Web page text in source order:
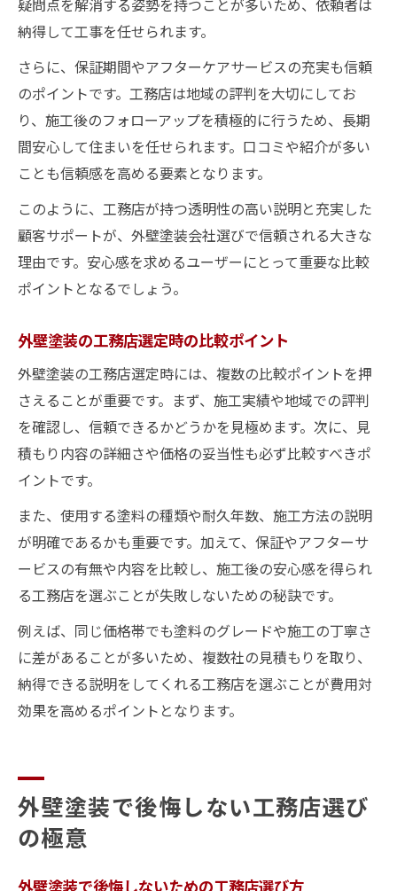
疑問点を解消する姿勢を持つことが多いため、依頼者は
納得して工事を任せられます。
さらに、保証期間やアフターケアサービスの充実も信頼
のポイントです。工務店は地域の評判を大切にしてお
り、施工後のフォローアップを積極的に行うため、長期
間安心して住まいを任せられます。口コミや紹介が多い
ことも信頼感を高める要素となります。
このように、工務店が持つ透明性の高い説明と充実した
顧客サポートが、外壁塗装会社選びで信頼される大きな
理由です。安心感を求めるユーザーにとって重要な比較
ポイントとなるでしょう。
外壁塗装の工務店選定時の比較ポイント
外壁塗装の工務店選定時には、複数の比較ポイントを押
さえることが重要です。まず、施工実績や地域での評判
を確認し、信頼できるかどうかを見極めます。次に、見
積もり内容の詳細さや価格の妥当性も必ず比較すべきポ
イントです。
また、使用する塗料の種類や耐久年数、施工方法の説明
が明確であるかも重要です。加えて、保証やアフターサ
ービスの有無や内容を比較し、施工後の安心感を得られ
る工務店を選ぶことが失敗しないための秘訣です。
例えば、同じ価格帯でも塗料のグレードや施工の丁寧さ
に差があることが多いため、複数社の見積もりを取り、
納得できる説明をしてくれる工務店を選ぶことが費用対
効果を高めるポイントとなります。
外壁塗装で後悔しない工務店選び
の極意
外壁塗装で後悔しないための工務店選び方